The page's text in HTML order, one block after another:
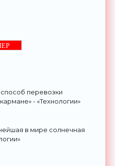
перевозки
- «Технологии»
в мире солнечная